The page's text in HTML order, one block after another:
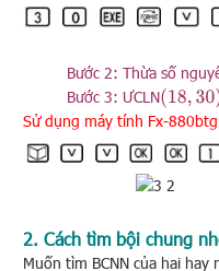
Bước 2: Thừa số
Bước 3: ƯCLN(18,30)
Sử dụng máy tính Fx-
2. Cách tìm bội chung
Muốn tìm BCNN của hai hay